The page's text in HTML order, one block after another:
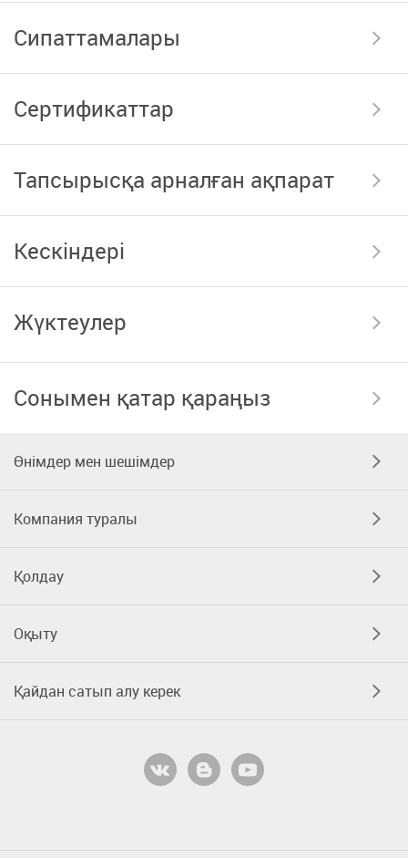
Сипаттамалары
Сертификаттар
Тапсырысқа арналған ақпарат
Кескіндері
Жүктеулер
Сонымен қатар қараңыз
Өнімдер мен шешімдер
Компания туралы
Қолдау
Оқыту
Қайдан сатып алу керек